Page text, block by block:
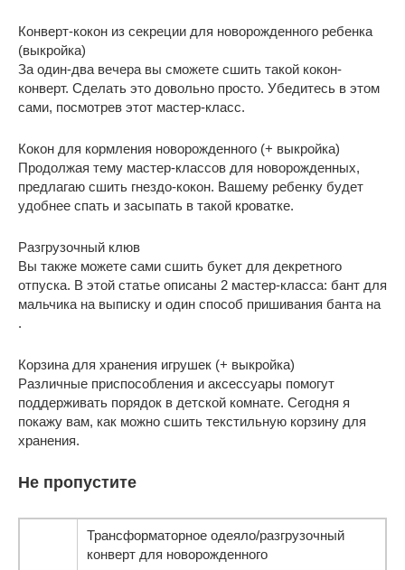
Конверт-кокон из секреции для новорожденного ребенка
(выкройка)
За один-два вечера вы сможете сшить такой кокон-
конверт. Сделать это довольно просто. Убедитесь в этом
сами, посмотрев этот мастер-класс.
Кокон для кормления новорожденного (+ выкройка)
Продолжая тему мастер-классов для новорожденных,
предлагаю сшить гнездо-кокон. Вашему ребенку будет
удобнее спать и засыпать в такой кроватке.
Разгрузочный клюв
Вы также можете сами сшить букет для декретного
отпуска. В этой статье описаны 2 мастер-класса: бант для
мальчика на выписку и один способ пришивания банта на
.
Корзина для хранения игрушек (+ выкройка)
Различные приспособления и аксессуары помогут
поддерживать порядок в детской комнате. Сегодня я
покажу вам, как можно сшить текстильную корзину для
хранения.
Не пропустите
Трансформаторное одеяло/разгрузочный
конверт для новорожденного